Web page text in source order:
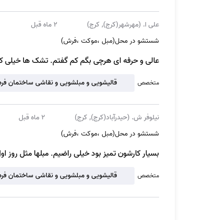
چون با تدبیر درست آچاره کرج ، برای افزایش سرعت
ترتیب نگرانی بابت ارائه خدمات در هر جایی از
برای اینکه از سرویسمبل شویي در مهرشهر کرج
گزینۀ شستشو را انتخاب کنید.
در این قسمت روی شستشو در محل (مبل،
و کاناپه و نظرات مشتریان در اختیار شما قرار
علی ا. (مهرشهر(کرج), کرج) 2 ماه قبل
شستشو در محل(مبل ،موکت ،فرش)
عالی و حرفه ای هرچی بگم کم گفتم. تشک ها خیلی
متخصص قالیشویی و مبلشویی و نقاشی ساختمان
نیلوفر ش. (حیدرآباد(کرج), کرج) 2 ماه قبل
شستشو در محل(مبل ،موکت ،فرش)
بسیار کارشون تمیز بود خیلی راضیم. مبلها مثل
متخصص قالیشویی و مبلشویی و نقاشی ساختمان